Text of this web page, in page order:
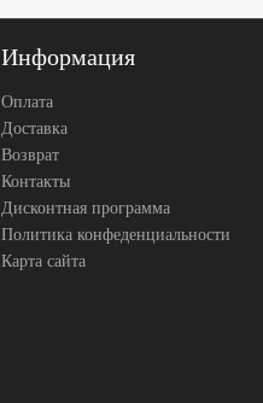
Информация
Оплата
Доставка
Возврат
Контакты
Дисконтная программа
Политика конфеденциальности
Карта сайта